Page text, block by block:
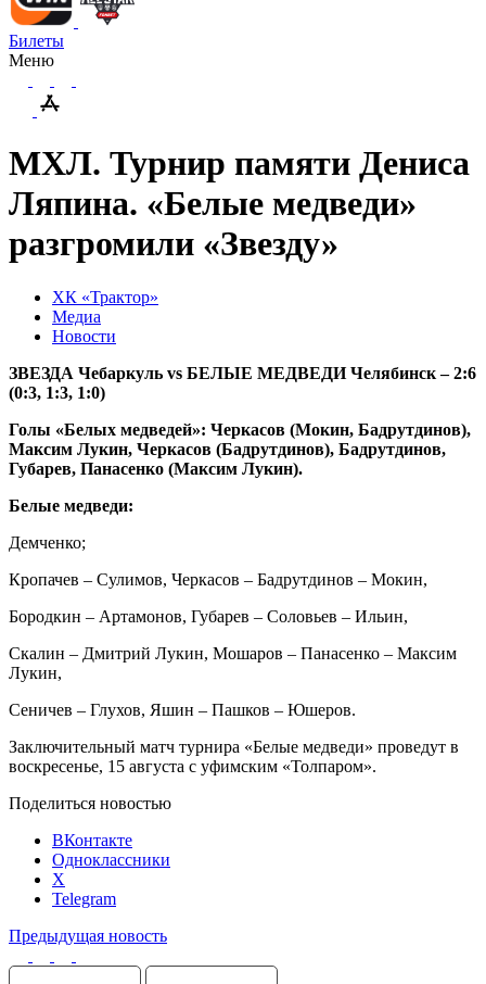
Билеты
Меню
МХЛ. Турнир памяти Дениса
Ляпина. «Белые медведи»
разгромили «Звезду»
ХК «Трактор»
Медиа
Новости
ЗВЕЗДА Чебаркуль vs БЕЛЫЕ МЕДВЕДИ Челябинск – 2:6
(0:3, 1:3, 1:0)
Голы «Белых медведей»: Черкасов (Мокин, Бадрутдинов),
Максим Лукин, Черкасов (Бадрутдинов), Бадрутдинов,
Губарев, Панасенко (Максим Лукин).
Белые медведи:
Демченко;
Кропачев – Сулимов, Черкасов – Бадрутдинов – Мокин,
Бородкин – Артамонов, Губарев – Соловьев – Ильин,
Скалин – Дмитрий Лукин, Мошаров – Панасенко – Максим
Лукин,
Сеничев – Глухов, Яшин – Пашков – Юшеров.
Заключительный матч турнира «Белые медведи» проведут в
воскресенье, 15 августа с уфимским «Толпаром».
Поделиться новостью
ВКонтакте
Одноклассники
X
Telegram
Предыдущая новость